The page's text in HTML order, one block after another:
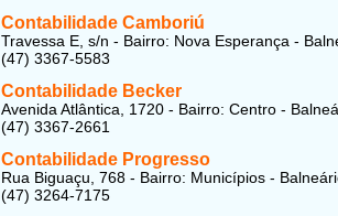
Contabilidade Camboriú
Travessa E, s/n - Bairro: Nova Esperança -
(47) 3367-5583
Contabilidade Becker
Avenida Atlântica, 1720 - Bairro: Centro -
(47) 3367-2661
Contabilidade Progresso
Rua Biguaçu, 768 - Bairro: Municípios -
(47) 3264-7175